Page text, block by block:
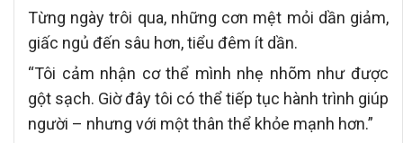
Từng ngày trôi qua, những cơn mệt mỏi dần giảm,
giấc ngủ đến sâu hơn, tiểu đêm ít dần.
“Tôi cảm nhận cơ thể mình nhẹ nhõm như được
gột sạch. Giờ đây tôi có thể tiếp tục hành trình giúp
người – nhưng với một thân thể khỏe mạnh hơn.”